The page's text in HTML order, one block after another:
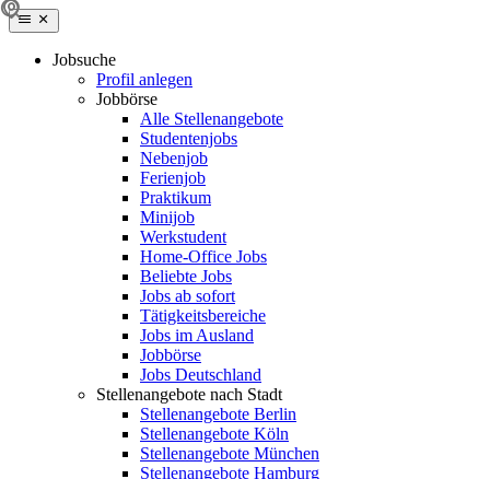
Jobsuche
Profil anlegen
Jobbörse
Alle Stellenangebote
Studentenjobs
Nebenjob
Ferienjob
Praktikum
Minijob
Werkstudent
Home-Office Jobs
Beliebte Jobs
Jobs ab sofort
Tätigkeitsbereiche
Jobs im Ausland
Jobbörse
Jobs Deutschland
Stellenangebote nach Stadt
Stellenangebote Berlin
Stellenangebote Köln
Stellenangebote München
Stellenangebote Hamburg